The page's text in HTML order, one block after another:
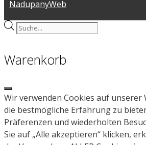
NadupanyWeb
Products
search
Warenkorb
Close
Wir verwenden Cookies auf unserer
die bestmögliche Erfahrung zu
Präferenzen und wiederholten
Sie auf „Alle akzeptieren“ klicken,